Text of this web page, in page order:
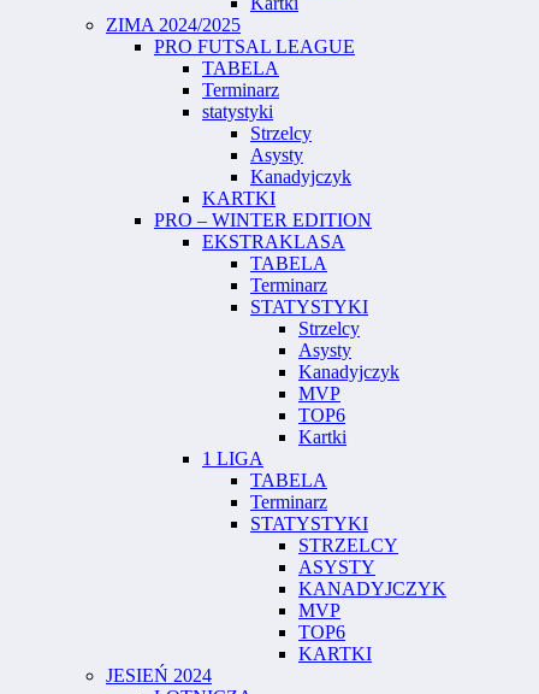
ZIMA 2024/2025
PRO FUTSAL LEAGUE
TABELA
Terminarz
statystyki
Strzelcy
Asysty
Kanadyjczyk
KARTKI
PRO – WINTER EDITION
EKSTRAKLASA
TABELA
Terminarz
STATYSTYKI
Strzelcy
Asysty
Kanadyjczyk
MVP
TOP6
Kartki
1 LIGA
TABELA
Terminarz
STATYSTYKI
STRZELCY
ASYSTY
KANADYJCZYK
MVP
TOP6
KARTKI
JESIEŃ 2024